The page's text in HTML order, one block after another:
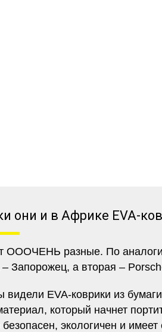
они и в Африке EVA-
ОООЧЕНЬ разные. По
Запорожец, а вторая –
видели EVA-коврики из
который начнет
экологичен и